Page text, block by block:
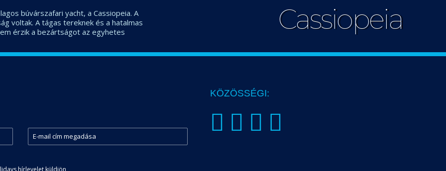
Cassiopeia
búvárszafari yacht, a Cassiopeia. A
voltak. A tágas tereknek és a hatalmas
érzik a bezártságot az egyhetes
hírlevelet küldjön
KÖZÖSSÉGI: